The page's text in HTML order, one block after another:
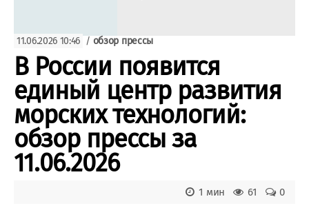
Образование
Яхты и катера
Еще
Судостроение
Пульс
Новости
Компании
Репутация
Работа
Торговая площадка
Доска объявлений
Продажа флота
Оборудование
11.06.2026 10:46 / обзор прессы
В России появится
единый центр развития
морских технологий:
обзор прессы за
11.06.2026
0
61
1 мин